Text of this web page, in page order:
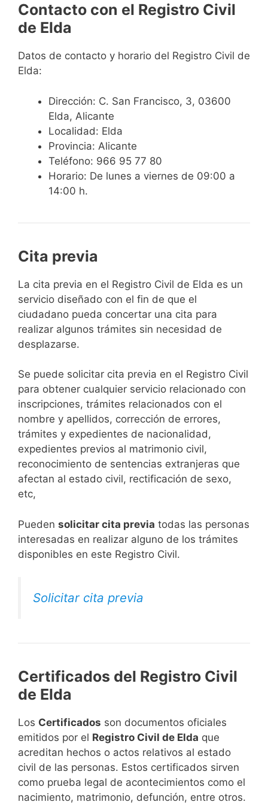
Contacto con el Registro Civil
de Elda
Datos de contacto y horario del Registro Civil de
Elda:
Dirección: C. San Francisco, 3, 03600
Elda, Alicante
Localidad: Elda
Provincia: Alicante
Teléfono: 966 95 77 80
Horario: De lunes a viernes de 09:00 a
14:00 h.
Cita previa
​​​​​​​​​​​​​​​​​​​​​​​​​​​​La cita previa en el Registro Civil de Elda es un
servicio diseñado con el fin de que el
ciudadano pueda concertar una cita para
realizar algunos trámites sin necesidad de
desplazarse.​
Se puede solicitar cita previa en el Registro Civil
para obtener cualquier servicio relacionado con
inscripciones, trámites relacionados con el
nombre y apellidos, corrección de errores,
trámites y expedientes de nacionalidad,
expedientes previos al matrimonio civil,
reconocimiento de sentencias extranjeras que
afectan al estado civil, rectificación de sexo,
etc,
​Pueden solicitar cita previa todas las personas
interesadas en realizar alguno de los trámites
disponibles en este Registro Civil.​
Solicitar cita previa
Certificados del Registro Civil
de Elda
Los Certificados son documentos oficiales
emitidos por el Registro Civil de Elda que
acreditan hechos o actos relativos al estado
civil de las personas. Estos certificados sirven
como prueba legal de acontecimientos como el
nacimiento, matrimonio, defunción, entre otros.